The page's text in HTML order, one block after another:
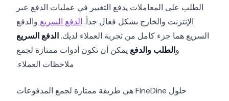
الطلب على المعاملات يدفع التغيير في عمليات الدفع عبر
الإنترنت والخارج بشكل فعال جداً. الدفع السريع والدفع
السريع هما جزء كامل من تجربة العملاء لديك.الدفع السريع
والطلب والدفع يمكن أن تكون أدوات ممتازة لجمع
ملاحظات العملاء.
حلول FineDine هي طريقة ممتازة لجمع المدفوعات